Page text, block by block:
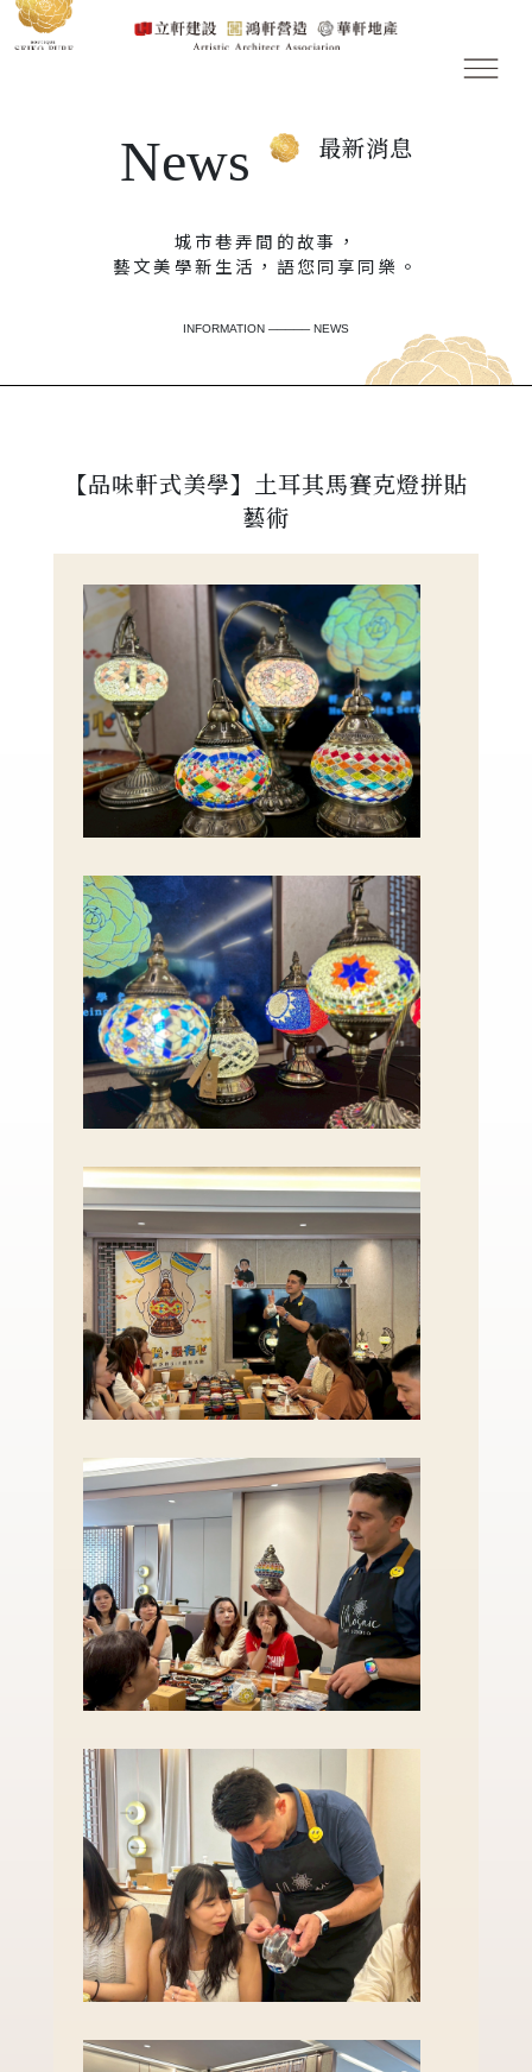
News 最新消息
城市巷弄間的故事，
藝文美學新生活，語您同享同樂。
INFORMATION ───── NEWS
【品味軒式美學】土耳其馬賽克燈拼貼
藝術